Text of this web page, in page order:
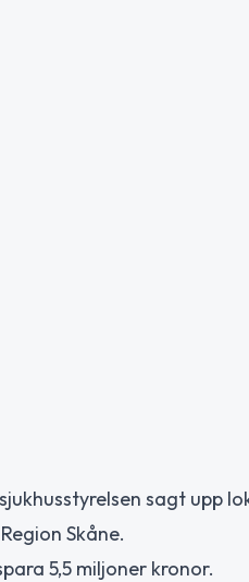
sagt upp
Skåne.
5,5 miljoner kronor.